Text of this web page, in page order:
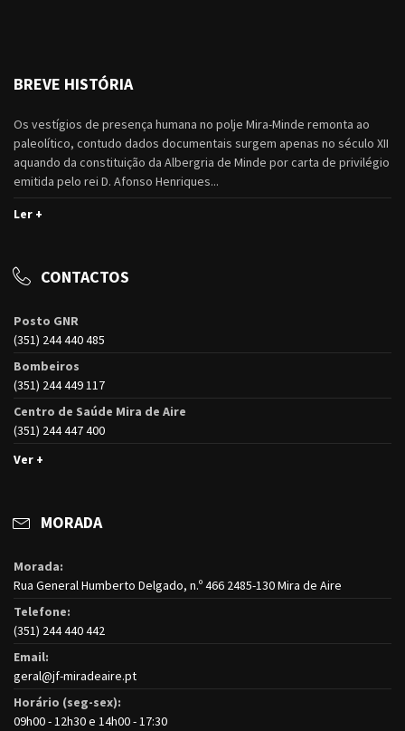
BREVE HISTÓRIA
Os vestígios de presença humana no polje Mira-Minde remonta ao
paleolítico, contudo dados documentais surgem apenas no século XII
aquando da constituição da Albergria de Minde por carta de privilégio
emitida pelo rei D. Afonso Henriques...
Ler +
CONTACTOS
Posto GNR
(351) 244 440 485
Bombeiros
(351) 244 449 117
Centro de Saúde Mira de Aire
(351) 244 447 400
Ver +
MORADA
Morada:
Rua General Humberto Delgado, n.º 466 2485-130 Mira de Aire
Telefone:
(351) 244 440 442
Email:
geral@jf-miradeaire.pt
Horário (seg-sex):
09h00 - 12h30 e 14h00 - 17:30